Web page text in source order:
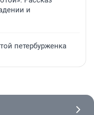
и
петербурженка